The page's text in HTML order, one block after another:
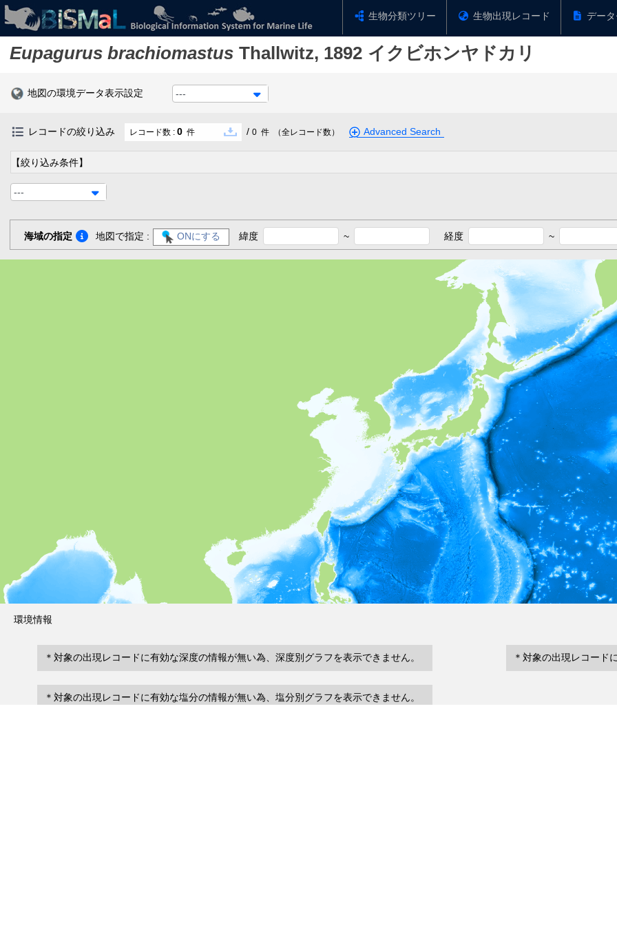
生物分類ツリー 生物出現レコード デー
Eupagurus brachiomastus Thallwitz, 1892 イクビホンヤドカリ
地図の環境データ表示設定 ---
レコードの絞り込み レコード数 : 0 件 / 0 件 （全レコード数） Advanced Search
【絞り込み条件】
---
海域の指定 地図で指定 : ONにする 緯度 ~ 経度 ~
環境情報
＊対象の出現レコードに有効な深度の情報が無い為、深度別グラフを表示できません。 ＊対象の出現レコード
＊対象の出現レコードに有効な塩分の情報が無い為、塩分別グラフを表示できません。